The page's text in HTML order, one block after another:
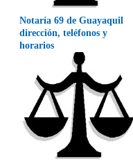
Notaría 69 de Guayaquil
dirección, teléfonos y
horarios